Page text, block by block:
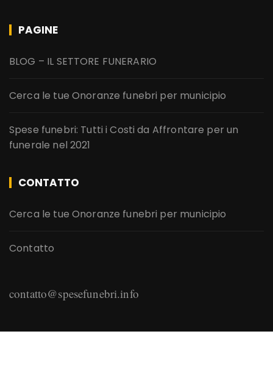
PAGINE
BLOG – IL SETTORE FUNERARIO
Cerca le tue Onoranze funebri per municipio
Spese funebri: Tutti i Costi da Affrontare per un
funerale nel 2021
CONTATTO
Cerca le tue Onoranze funebri per municipio
Contatto
contatto@spesefunebri.info